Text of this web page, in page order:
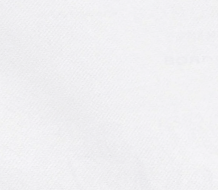
Le poireau est un légume facile à
cultiver, mais il demande un peu